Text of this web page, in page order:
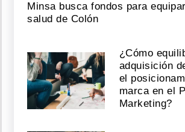
Minsa busca fondos para
salud de Colón
¿Cómo
adquisición
el
marca en el
Marketing?